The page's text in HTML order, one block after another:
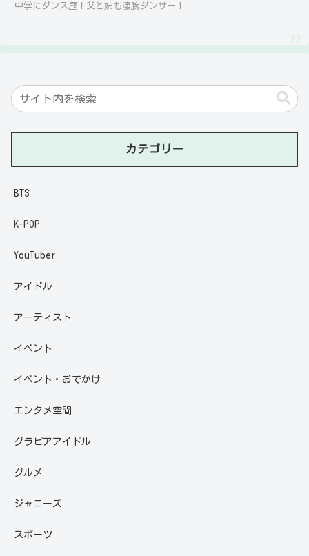
中学にダンス歴！父と姉も凄腕ダンサー！
カテゴリー
BTS
K-POP
YouTuber
アイドル
アーティスト
イベント
イベント・おでかけ
エンタメ空間
グラビアアイドル
グルメ
ジャニーズ
スポーツ